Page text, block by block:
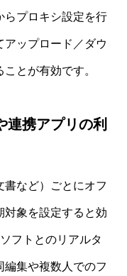
らプロキシ設定を行
アップロード／ダウ
とが有効です。
連携アプリの利
など）ごとにオフ
対象を設定すると効
フトとのリアルタ
編集や複数人でのフ